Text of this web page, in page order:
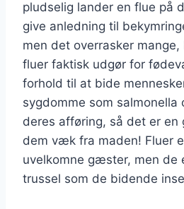
pludselig lander en flue på
give anledning til
men det overrasker
fluer faktisk udgør for
forhold til at bide
sygdomme som salmonella
deres afføring, så det er en
dem væk fra maden! Fluer
uvelkomne gæster, men de
trussel som de bidende